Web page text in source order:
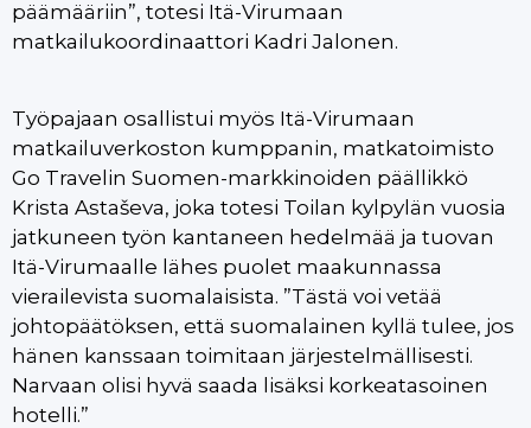
päämääriin”, totesi Itä-Virumaan
matkailukoordinaattori Kadri Jalonen.
Työpajaan osallistui myös Itä-Virumaan
matkailuverkoston kumppanin, matkatoimisto
Go Travelin Suomen-markkinoiden päällikkö
Krista Astaševa, joka totesi Toilan kylpylän vuosia
jatkuneen työn kantaneen hedelmää ja tuovan
Itä-Virumaalle lähes puolet maakunnassa
vierailevista suomalaisista. ”Tästä voi vetää
johtopäätöksen, että suomalainen kyllä tulee, jos
hänen kanssaan toimitaan järjestelmällisesti.
Narvaan olisi hyvä saada lisäksi korkeatasoinen
hotelli.”